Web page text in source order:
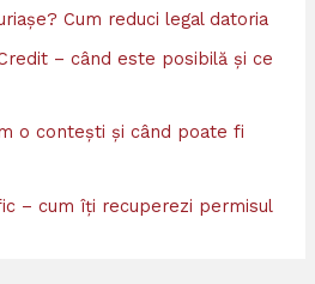
Cum reduci legal datoria
– când este posibilă și ce
o contești și când poate fi
– cum îți recuperezi permisul